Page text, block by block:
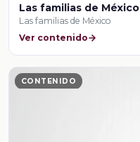
Las familias de México
Las familias de México
Ver contenido
CONTENIDO